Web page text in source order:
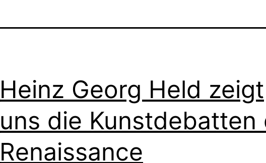
Heinz Georg Held zeigt
uns die Kunstdebatten
Renaissance